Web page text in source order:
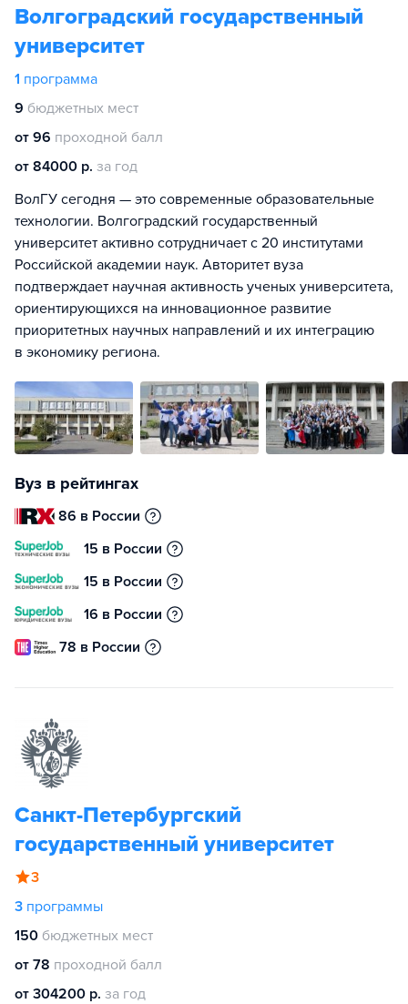
Волгоградский государственный
университет
1 программа
9 бюджетных мест
от 96 проходной балл
от 84000 р. за год
ВолГУ сегодня — это современные образовательные
технологии. Волгоградский государственный
университет активно сотрудничает с 20 институтами
Российской академии наук. Авторитет вуза
подтверждает научная активность ученых университета,
ориентирующихся на инновационное развитие
приоритетных научных направлений и их интеграцию
в экономику региона.
Вуз в рейтингах
86 в России
15 в России
15 в России
16 в России
78 в России
Санкт-Петербургский
государственный университет
3
3 программы
150 бюджетных мест
от 78 проходной балл
от 304200 р. за год